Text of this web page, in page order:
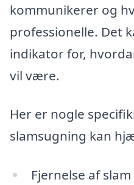
kommunikerer og
professionelle. Det
indikator for,
vil være.
Her er nogle
slamsugning kan
Fjernelse af